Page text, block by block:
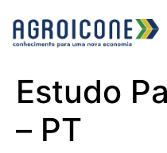
Estudo
– PT